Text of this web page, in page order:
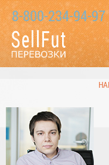
8-800-234-94-97